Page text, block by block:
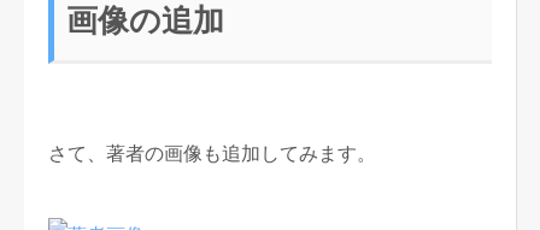
画像の追加
さて、著者の画像も追加してみます。